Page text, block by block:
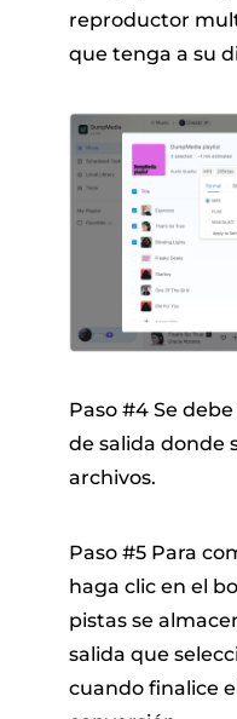
reproductor
que tenga a su
Paso #4 Se
de salida donde
archivos.
Paso #5 Para
haga clic en el
pistas se
salida que
cuando finalice